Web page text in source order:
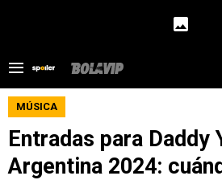
MÚSICA
Entradas para Daddy
Argentina 2024: